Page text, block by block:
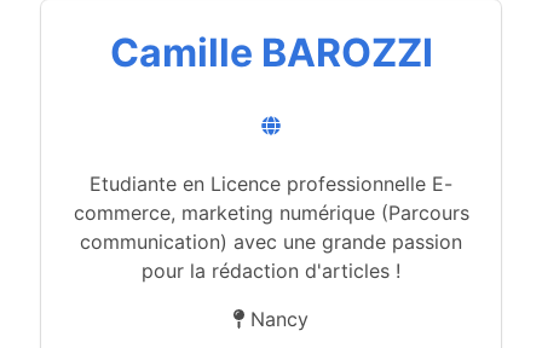
Camille BAROZZI
Etudiante en Licence professionnelle E-
commerce, marketing numérique (Parcours
communication) avec une grande passion
pour la rédaction d'articles !
Nancy